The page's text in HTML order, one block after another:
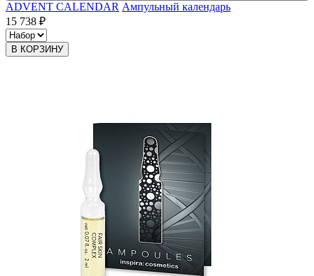
ADVENT CALENDAR Ампульный календарь
15 738 ₽
В КОРЗИНУ